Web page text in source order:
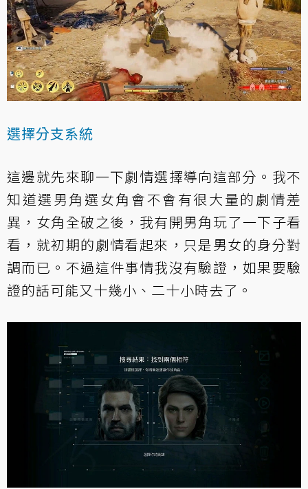
選擇分支系統
這邊就先來聊一下劇情選擇導向這部分。我不
知道選男角選女角會不會有很大量的劇情差
異，女角全破之後，我有開男角玩了一下子看
看，就初期的劇情看起來，只是男女的身分對
調而已。不過這件事情我沒有驗證，如果要驗
證的話可能又十幾小、二十小時去了。